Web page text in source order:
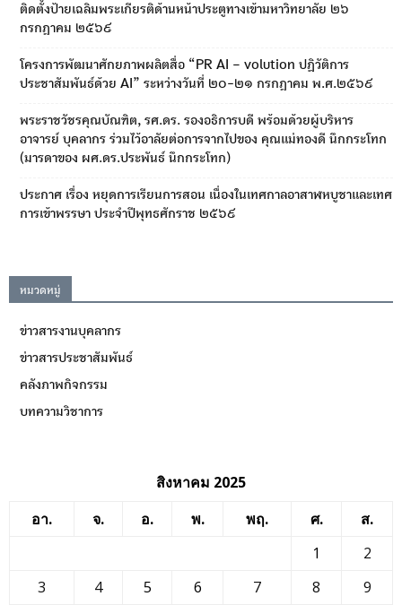
ติดตั้งป้ายเฉลิมพระเกียรติด้านหน้าประตูทางเข้ามหาวิทยาลัย ๒๖
กรกฎาคม ๒๕๖๙
โครงการพัฒนาศักยภาพผลิตสื่อ “PR AI – volution ปฏิวัติการ
ประชาสัมพันธ์ด้วย AI” ระหว่างวันที่ ๒๐-๒๑ กรกฎาคม พ.ศ.๒๕๖๙
พระราชวัชรคุณบัณฑิต, รศ.ดร. รองอธิการบดี พร้อมด้วยผู้บริหาร
อาจารย์ บุคลากร ร่วมไว้อาลัยต่อการจากไปของ คุณแม่ทองดี นึกกระโทก
(มารดาของ ผศ.ดร.ประพันธ์ นึกกระโทก)
ประกาศ เรื่อง หยุดการเรียนการสอน เนื่องในเทศกาลอาสาฬหบูชาและเทศ
การเข้าพรรษา ประจำปีพุทธศักราช ๒๕๖๙
หมวดหมู่
ข่าวสารงานบุคลากร
ข่าวสารประชาสัมพันธ์
คลังภาพกิจกรรม
บทความวิชาการ
สิงหาคม 2025
อา.
จ. อ. พ. พฤ. ศ.
ส.
1
2
3
4 5 6 7 8 9